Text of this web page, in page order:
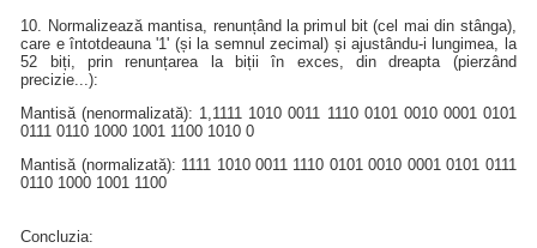
10. Normalizează mantisa, renunțând la primul bit (cel mai din stânga),
care e întotdeauna '1' (și la semnul zecimal) și ajustându-i lungimea, la
52 biți, prin renunțarea la biții în exces, din dreapta (pierzând
precizie...):
Mantisă (nenormalizată): 1,1111 1010 0011 1110 0101 0010 0001 0101
0111 0110 1000 1001 1100 1010 0
Mantisă (normalizată): 1111 1010 0011 1110 0101 0010 0001 0101 0111
0110 1000 1001 1100
Concluzia: